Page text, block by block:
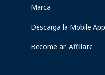
Marca
Descarga la Mobile App
Become an Affiliate